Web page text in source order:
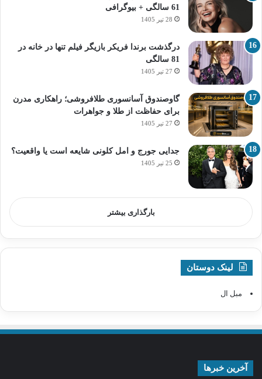
61 سالگی + بیوگرافی
28 تیر 1405
درگذشت برندا فریکر بازیگر فیلم تنها در خانه در
81 سالگی
27 تیر 1405
گاوصندوق آسانسوری طلافروشی؛ راهکاری مدرن
برای حفاظت از طلا و جواهرات
27 تیر 1405
جدایی جورج و امل کلونی شایعه است یا واقعیت؟
25 تیر 1405
بارگذاری بیشتر
لینک دوستان
مبل ال
آخرین خبرها